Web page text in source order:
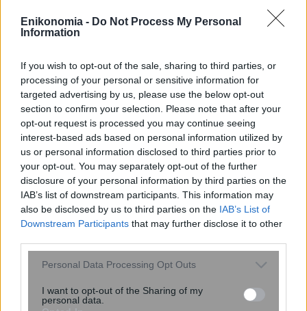
Enikonomia - Do Not Process My Personal
Information
If you wish to opt-out of the sale, sharing to third parties, or
processing of your personal or sensitive information for
targeted advertising by us, please use the below opt-out
section to confirm your selection. Please note that after your
opt-out request is processed you may continue seeing
interest-based ads based on personal information utilized by
us or personal information disclosed to third parties prior to
your opt-out. You may separately opt-out of the further
disclosure of your personal information by third parties on the
IAB’s list of downstream participants. This information may
also be disclosed by us to third parties on the IAB’s List of
Downstream Participants that may further disclose it to other
Please note that this website/app uses one or more Google
not limited to your visit or usage behaviour. You may click to
grant or deny consent to Google and its third-party tags to
Personal Data Processing Opt Outs
I want to opt-out of the Sharing of my
personal data.
Απαγορεύθηκε η κυκλοφορία των
φορτηγών στο οδικό δίκτυο της
Φθιώτιδας – Με αλυσίδες τα αυτοκίνητα
– ΦΩΤΟ
, 2 Ιανουαρίου 2019